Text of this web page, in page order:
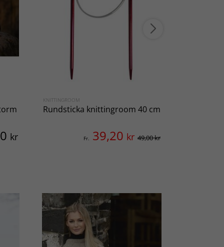
kr
KNITTINGROOM
Rundsticka knittingroom 40 cm
Fr. 39,20 kr 49,00 kr